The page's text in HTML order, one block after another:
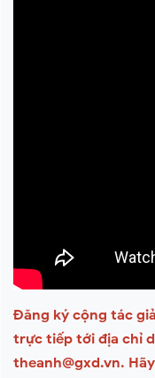
Đăng ký cộng tác
trực tiếp tới địa chỉ
theanh@gxd.vn.